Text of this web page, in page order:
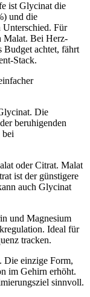
ist Glycinat die
und die
Für
Malat. Bei Herz-
achtet, fährt
Stack.
Die
beruhigenden
bei
oder Citrat. Malat
ist der günstigere
auch Glycinat
und Magnesium
Ideal für
tracken.
einzige Form,
im Gehirn erhöht.
sinnvoll.